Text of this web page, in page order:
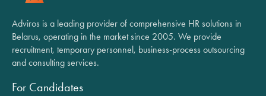
Adviros is a leading provider of comprehensive HR solutions in
Belarus, operating in the market since 2005. We provide
recruitment, temporary personnel, business-process outsourcing
and consulting services.
For Candidates